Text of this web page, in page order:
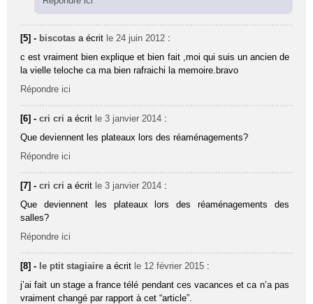
[5] - biscotas a écrit le 24 juin 2012 :
c est vraiment bien explique et bien fait ,moi qui suis un ancien de
la vielle teloche ca ma bien rafraichi la memoire.bravo
Répondre ici
[6] -cri cri a écrit le 3 janvier 2014 :
Que deviennent les plateaux lors des réaménagements?
Répondre ici
[7] -cri cri a écrit le 3 janvier 2014 :
Que deviennent les plateaux lors des réaménagements des
salles?
Répondre ici
[8] - le ptit stagiaire a écrit le 12 février 2015 :
j’ai fait un stage a france télé pendant ces vacances et ca n’a pas
vraiment changé par rapport à cet “article”.